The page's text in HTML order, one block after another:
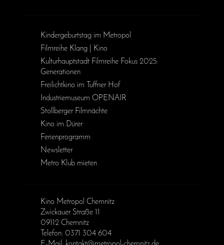
Kinder­geburts­tag im Metropol
Filmreihe Klang | Kino
Kulturhauptstadt Filmreihe Fokus 2025:
Generationen
Freilichtkino im Tuffner Hof
Industriemuseum OPENAIR
Stollberger Filmnächte
Kino im Dürer
Ferienprogramm
Newsletter
Metro Klub mieten
Kino Metropol Chemnitz
Zwickauer Straße 11
09112 Chemnitz
Telefon: 0371 304 604